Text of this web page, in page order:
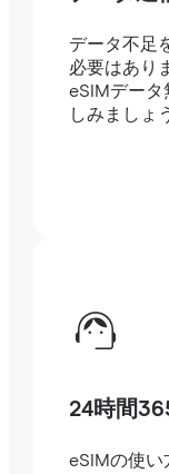
データ不足
必要はあり
eSIMデータ
しみましょ
24時間
eSIMの使い